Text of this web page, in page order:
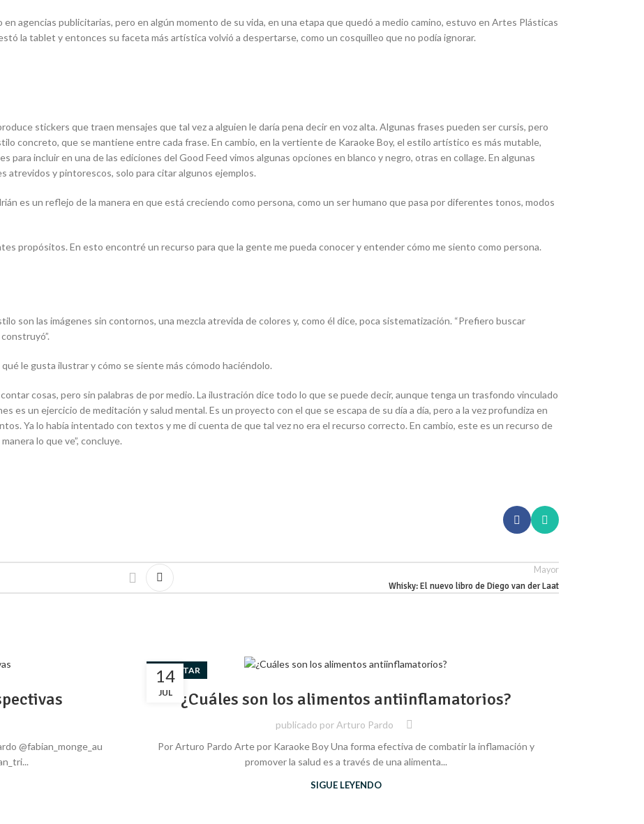
agencias publicitarias, pero en algún momento de su vida, en una etapa que quedó a medio camino, estuvo en Artes Plásticas
la tablet y entonces su faceta más artística volvió a despertarse, como un cosquilleo que no podía ignorar.
stickers que traen mensajes que tal vez a alguien le daría pena decir en voz alta. Algunas frases pueden ser cursis, pero
concreto, que se mantiene entre cada frase. En cambio, en la vertiente de Karaoke Boy, el estilo artístico es más mutable,
para incluir en una de las ediciones del Good Feed vimos algunas opciones en blanco y negro, otras en collage. En algunas
atrevidos y pintorescos, solo para citar algunos ejemplos.
es un reflejo de la manera en que está creciendo como persona, como un ser humano que pasa por diferentes tonos, modos
propósitos. En esto encontré un recurso para que la gente me pueda conocer y entender cómo me siento como persona.
son las imágenes sin contornos, una mezcla atrevida de colores y, como él dice, poca sistematización. “Prefiero buscar
le gusta ilustrar y cómo se siente más cómodo haciéndolo.
cosas, pero sin palabras de por medio. La ilustración dice todo lo que se puede decir, aunque tenga un trasfondo vinculado
es un ejercicio de meditación y salud mental. Es un proyecto con el que se escapa de su día a día, pero a la vez profundiza en
Ya lo había intentado con textos y me di cuenta de que tal vez no era el recurso correcto. En cambio, este es un recurso de
lo que ve”, concluye.
Mayor
Whisky: El nuevo libro de Diego van der Laat
@fabian_monge_au
14
JUL
BIENESTAR
¿Cuáles son los alimentos antiinflamatorios?
publicado por Arturo Pardo
Por Arturo Pardo Arte por Karaoke Boy Una forma efectiva de combatir la inflamación y
promover la salud es a través de una alimenta...
SIGUE LEYENDO